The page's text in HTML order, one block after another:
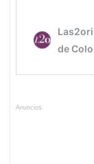
Anuncios.